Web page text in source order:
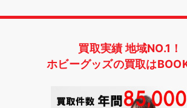
買取実績 地域NO.1！
ホビーグッズの買取は